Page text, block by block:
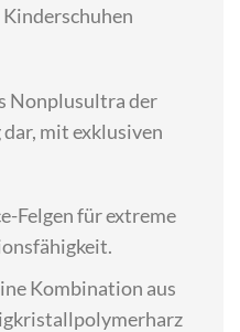
Nonplusultra der
mit exklusiven
Felgen für extreme
Kombination aus